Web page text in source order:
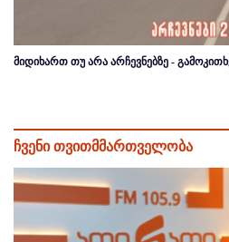
მიდიხართ თუ არა არჩევნებზე -
ჩვენი თვითმმართველობა